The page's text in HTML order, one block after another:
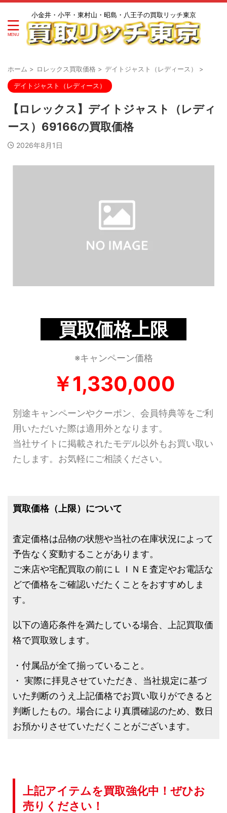
小金井・小平・東村山・昭島・八王子の買取リッチ東京
ホーム > ロレックス買取価格 > デイトジャスト（レディース） >
デイトジャスト（レディース）
【ロレックス】デイトジャスト（レディ
ース）69166の買取価格
2026年8月1日
買取価格上限
※キャンペーン価格
￥1,330,000
別途キャンペーンやクーポン、会員特典等をご利
用いただいた際は適用外となります。
当社サイトに掲載されたモデル以外もお買い取い
たします。お気軽にご相談ください。
買取価格（上限）について
査定価格は品物の状態や当社の在庫状況によって
予告なく変動することがあります。
ご来店や宅配買取の前にＬＩＮＥ査定やお電話な
どで価格をご確認いだたくことをおすすめしま
す。
以下の適応条件を満たしている場合、上記買取価
格で買取致します。
・付属品が全て揃っていること。
・ 実際に拝見させていただき、当社規定に基づ
いた判断のうえ上記価格でお買い取りができると
判断したもの。場合により真贋確認のため、数日
お預かりさせていただくことがございます。
上記アイテムを買取強化中！ぜひお
売りください！